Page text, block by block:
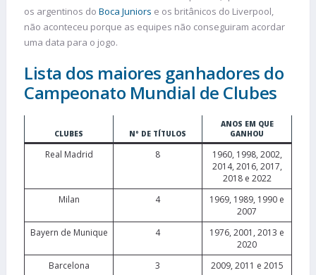
os argentinos do Boca Juniors e os britânicos do Liverpool,
não aconteceu porque as equipes não conseguiram acordar
uma data para o jogo.
Lista dos maiores ganhadores do
Campeonato Mundial de Clubes
CLUBES Nº DE TÍTULOS
ANOS EM QUE
GANHOU
Real Madrid 8
1960, 1998, 2002,
2014, 2016, 2017,
2018 e 2022
Milan
4
1969, 1989, 1990 e
2007
Bayern de Munique
4
1976, 2001, 2013 e
2020
Barcelona
3
2009, 2011 e 2015